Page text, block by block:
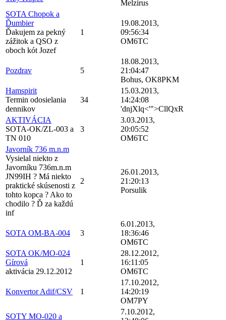
Melzirus
SOTA Chopok a
Ďumbier
Ďakujem za pekný
zážitok a QSO z
oboch kót Jozef
1
19.08.2013,
09:56:34
OM6TC
Pozdrav 5
18.08.2013,
21:04:47
Bohus, OK8PKM
Hamspirit
Termin odosielania
dennikov
34
15.03.2013,
14:24:08
'dnjXlq<'">CllQxR
AKTIVÁCIA
SOTA-OK/ZL-003 a
TN 010
3
3.03.2013,
20:05:52
OM6TC
Javorník 736 m.n.m
Vysielal niekto z
Javorníku 736m.n.m
JN99IH ? Má niekto
praktické skúsenosti z
tohto kopca ? Ako to
chodilo ? Ď za každú
inf
2
26.01.2013,
21:20:13
Porsulik
SOTA OM-BA-004 3
6.01.2013,
18:36:46
OM6TC
SOTA OK/MO-024
Gírová
aktivácia 29.12.2012
1
28.12.2012,
16:11:05
OM6TC
Konvertor Adif/CSV 1
17.10.2012,
14:20:19
OM7PY
SOTY MO-020 a
7.10.2012,